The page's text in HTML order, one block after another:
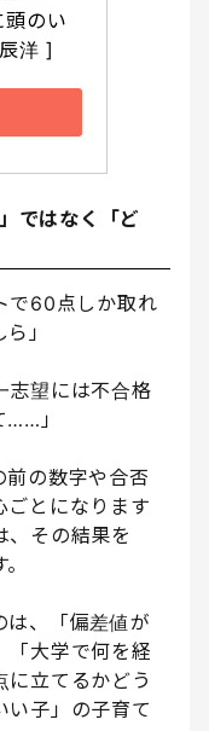
のい
洋 ]
ではなく「ど
で60点しか取れ
」
望には不合格
……」
の数字や合否
ごとになります
、その結果を
、「偏差値が
「大学で何を経
立てるかどう
い子」の子育て